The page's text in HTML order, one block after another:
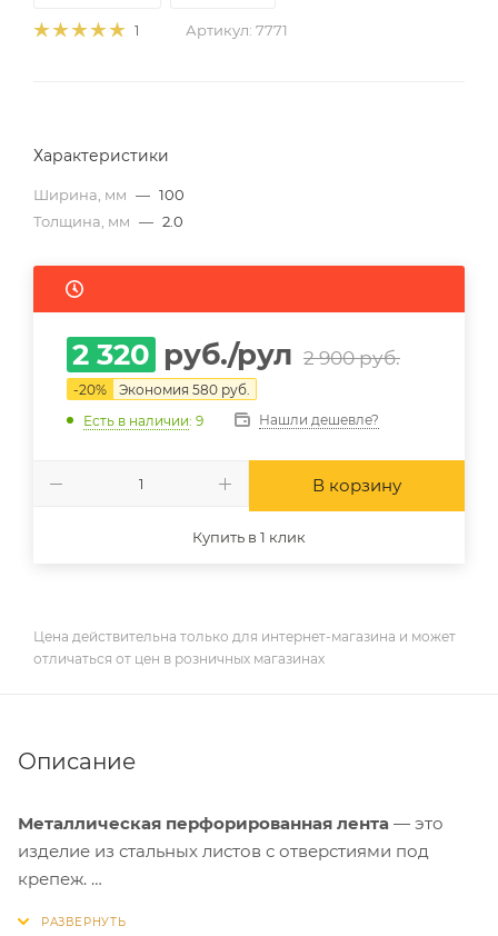
1 Артикул: 7771
Характеристики
Ширина, мм — 100
Толщина, мм — 2.0
2 320 руб./рул 2 900руб.
-20% Экономия 580 руб.
Есть в наличии: 9 Нашли дешевле?
В корзину
Купить в 1 клик
Цена действительна только для интернет-магазина и может
отличаться от цен в розничных магазинах
Описание
Металлическая перфорированная лента — это
изделие из стальных листов с отверстиями под
крепеж.